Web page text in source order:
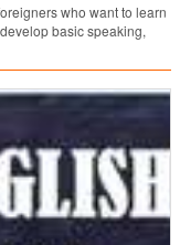
who want to learn
basic speaking,